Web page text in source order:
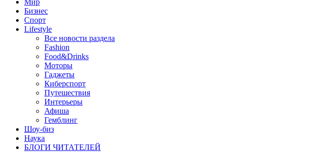
Мир
Бизнес
Спорт
Lifestyle
Все новости раздела
Fashion
Food&Drinks
Моторы
Гаджеты
Киберспорт
Путешествия
Интерьеры
Афиша
Гемблинг
Шоу-биз
Наука
БЛОГИ ЧИТАТЕЛЕЙ